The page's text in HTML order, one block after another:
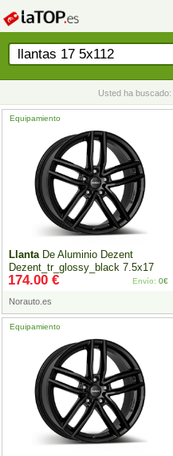
Usted ha buscado:
LlantaDe Aluminio Dezent
Dezent_tr_glossy_black 7.5x17
5x112Et27 Brillo Negro
Equipamiento
Norauto.es
174.00 € Envío: 0€
Equipamiento